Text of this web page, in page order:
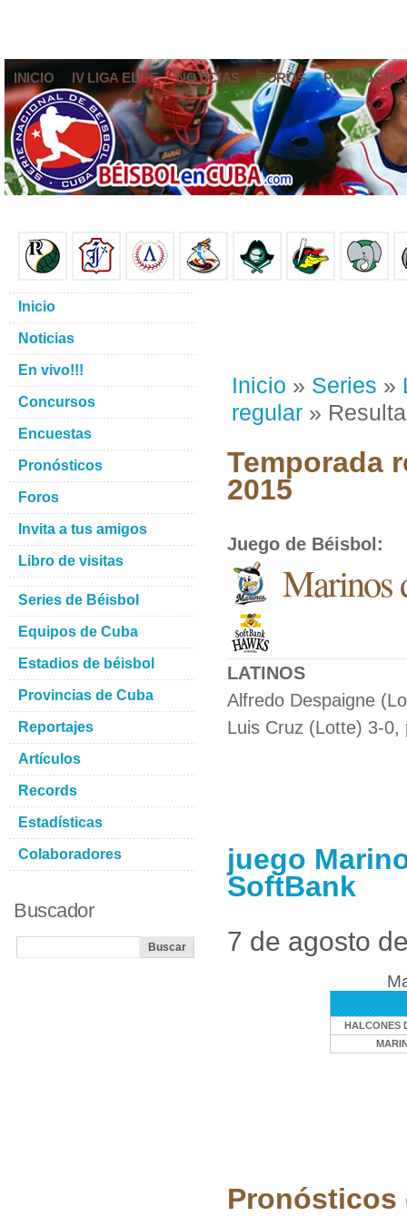
INICIO IV LIGA ELITE NOTICIAS FOROS
Inicio » Series »
regular »
Temporada
2015
Juego de Béisbol :
Marinos
LATINOS
Alfredo Despaigne
Luis Cruz (Lotte) 3-0,
juego
SoftBank
7 de agosto
HALCONES
Pronósticos
Inicio
Noticias
En vivo!!!
Concursos
Encuestas
Pronósticos
Foros
Invita a tus amigos
Libro de visitas
Series de Béisbol
Equipos de Cuba
Estadios de béisbol
Provincias de Cuba
Reportajes
Artículos
Records
Estadísticas
Colaboradores
Buscador